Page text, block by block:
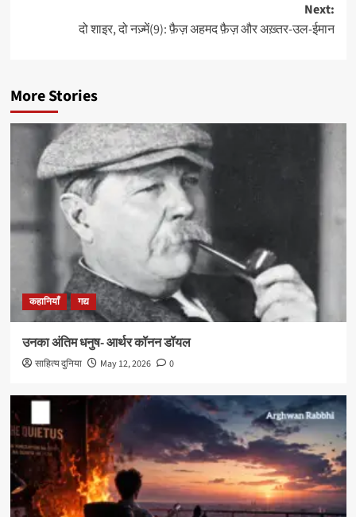
Next:
दो शाइर, दो नज़्में(9): फ़ैज़ अहमद फ़ैज़ और अख़्तर-उल-ईमान
More Stories
कहानियाँ गद्य
उनका अंतिम धनुष- आर्थर कॉनन डॉयल
साहित्य दुनिया May 12, 2026 0